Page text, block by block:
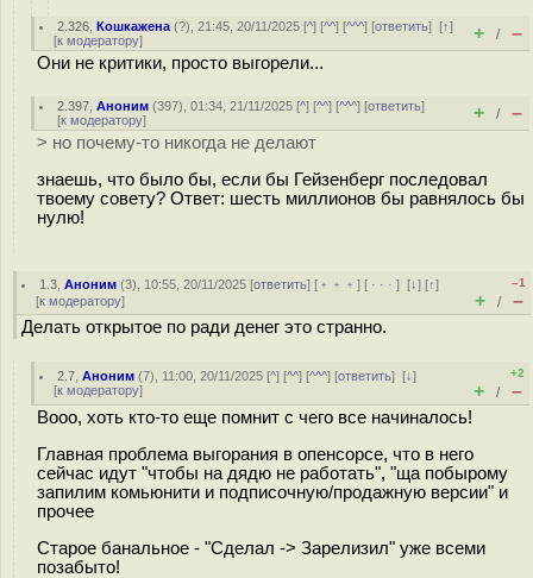
2.326 ,Кошкажена (?), 21:45, 20/11/2025 [^] [^^] [^^^] [ответить][↑]
[к модератору] + / –
Они не критики, просто выгорели...
2.397 ,Аноним (397), 01:34, 21/11/2025 [^] [^^] [^^^] [ответить]
[к модератору] + / –
> но почему-то никогда не делают
знаешь, что было бы, если бы Гейзенберг последовал
твоему совету? Ответ: шесть миллионов бы равнялось бы
нулю!
1.3 ,Аноним (3), 10:55, 20/11/2025 [ответить] [ ﹢﹢﹢] [ · · ·][↓] [↑]
[к модератору]
–1
+ / –
Делать открытое по ради денег это странно.
2.7 ,Аноним (7), 11:00, 20/11/2025 [^] [^^] [^^^] [ответить][↓]
[к модератору]
+2
+ / –
Вооо, хоть кто-то еще помнит с чего все начиналось!
Главная проблема выгорания в опенсорсе, что в него
сейчас идут "чтобы на дядю не работать", "ща побырому
запилим комьюнити и подписочную/продажную версии" и
прочее
Старое банальное - "Сделал -> Зарелизил" уже всеми
позабыто!